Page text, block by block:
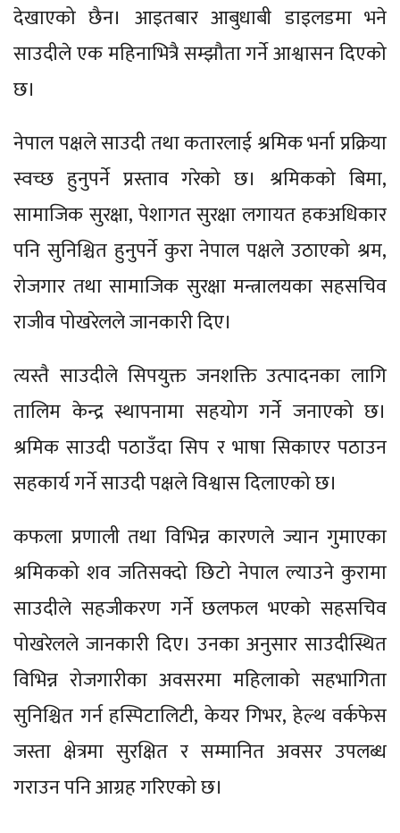
देखाएको छैन। आइतबार आबुधाबी डाइलडमा भने
साउदीले एक महिनाभित्रै सम्झौता गर्ने आश्वासन दिएको
छ।
नेपाल पक्षले साउदी तथा कतारलाई श्रमिक भर्ना प्रक्रिया
स्वच्छ हुनुपर्ने प्रस्ताव गरेको छ। श्रमिकको बिमा,
सामाजिक सुरक्षा, पेशागत सुरक्षा लगायत हकअधिकार
पनि सुनिश्चित हुनुपर्ने कुरा नेपाल पक्षले उठाएको श्रम,
रोजगार तथा सामाजिक सुरक्षा मन्त्रालयका सहसचिव
राजीव पोखरेलले जानकारी दिए।
त्यस्तै साउदीले सिपयुक्त जनशक्ति उत्पादनका लागि
तालिम केन्द्र स्थापनामा सहयोग गर्ने जनाएको छ।
श्रमिक साउदी पठाउँदा सिप र भाषा सिकाएर पठाउन
सहकार्य गर्ने साउदी पक्षले विश्वास दिलाएको छ।
कफला प्रणाली तथा विभिन्न कारणले ज्यान गुमाएका
श्रमिकको शव जतिसक्दो छिटो नेपाल ल्याउने कुरामा
साउदीले सहजीकरण गर्ने छलफल भएको सहसचिव
पोखरेलले जानकारी दिए। उनका अनुसार साउदीस्थित
विभिन्न रोजगारीका अवसरमा महिलाको सहभागिता
सुनिश्चित गर्न हस्पिटालिटी, केयर गिभर, हेल्थ वर्कफेस
जस्ता क्षेत्रमा सुरक्षित र सम्मानित अवसर उपलब्ध
गराउन पनि आग्रह गरिएको छ।